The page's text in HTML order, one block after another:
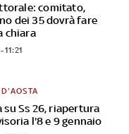
comitato,
dei 35 dovrà fare
chiara
11:21
su Ss 26, riapertura
l'8 e 9 gennaio
D'AOSTA